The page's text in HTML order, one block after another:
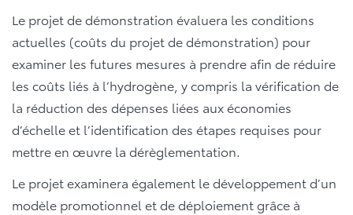
Le projet de démonstration évaluera les conditions
actuelles (coûts du projet de démonstration) pour
examiner les futures mesures à prendre afin de réduire
les coûts liés à l’hydrogène, y compris la vérification de
la réduction des dépenses liées aux économies
d’échelle et l’identification des étapes requises pour
mettre en œuvre la dérèglementation.
Le projet examinera également le développement d’un
modèle promotionnel et de déploiement grâce à